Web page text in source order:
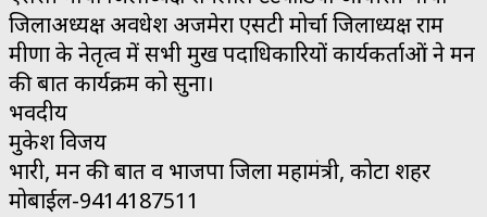
जिलाअध्यक्ष अवधेश अजमेरा एसटी मोर्चा जिलाध्यक्ष राम
मीणा के नेतृत्व में सभी प्रमुख पदाधिकारियों कार्यकर्ताओं ने मन
की बात कार्यक्रम को सुना।
भवदीय
मुकेश विजय
प्रभारी, मन की बात व भाजपा जिला महामंत्री, कोटा शहर
मोबाईल-9414187511